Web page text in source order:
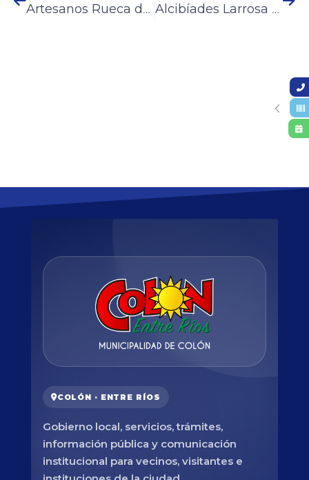
Artesanos Rueca de Plata participan de la Fiesta Nacional de la Artesanía 2023 Alcibíades Larrosa fue homenajeado en la Artesanía a 10 años de su fallecimiento
COLÓN · ENTRE RÍOS
Gobierno local, servicios, trámites,
información pública y comunicación
institucional para vecinos, visitantes e